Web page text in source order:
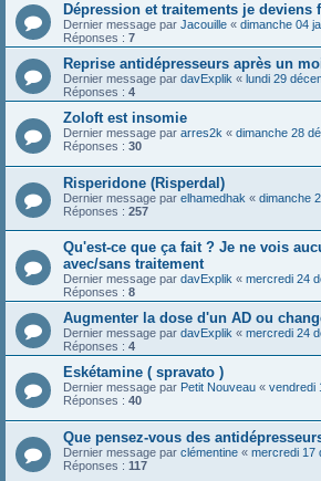
Dépression et traitements je deviens
Dernier message par Jacouille « dimanche 04
Réponses : 7
Reprise antidépresseurs après un
Dernier message par davExplik « lundi 29
Réponses : 4
Zoloft est insomie
Dernier message par arres2k « dimanche 28
Réponses : 30
Risperidone (Risperdal)
Dernier message par elhamedhak « dimanche
Réponses : 257
Qu'est-ce que ça fait ? Je ne vois
avec/sans traitement
Dernier message par davExplik « mercredi 24
Réponses : 8
Augmenter la dose d'un AD ou
Dernier message par davExplik « mercredi 24
Réponses : 4
Eskétamine ( spravato )
Dernier message par Petit Nouveau « vendredi
Réponses : 40
Que pensez-vous des
Dernier message par clémentine « mercredi 17
Réponses : 117